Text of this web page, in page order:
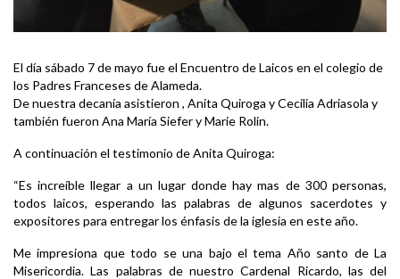
El día sábado 7 de mayo fue el Encuentro de Laicos en el colegio de
los Padres Franceses de Alameda.
De nuestra decanía asistieron , Anita Quiroga y Cecilia Adriasola y
también fueron Ana María Siefer y Marie Rolin.
A continuación el testimonio de Anita Quiroga:
“Es increíble llegar a un lugar donde hay mas de 300 personas,
todos laicos, esperando las palabras de algunos sacerdotes y
expositores para entregar los énfasis de la iglesia en este año.
Me impresiona que todo se una bajo el tema Año santo de La
Misericordia. Las palabras de nuestro Cardenal Ricardo, las del